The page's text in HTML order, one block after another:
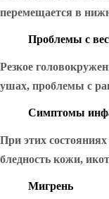
перемещается в
Проблемы с
Резкое
ушах, проблемы с
Симптомы
При этих
бледность кожи,
Мигрень